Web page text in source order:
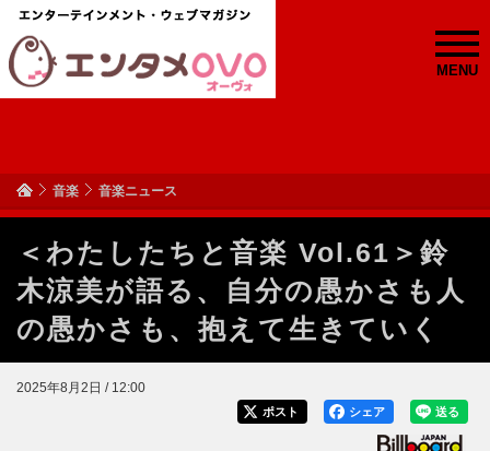
MENU
音楽 音楽ニュース
＜わたしたちと音楽 Vol.61＞鈴
木涼美が語る、自分の愚かさも人
の愚かさも、抱えて生きていく
2025年8月2日 / 12:00
送る
シェア
ポスト